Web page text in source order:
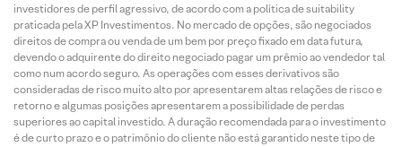
investidores de perfil agressivo, de acordo com a política de suitability
praticada pela XP Investimentos. No mercado de opções, são negociados
direitos de compra ou venda de um bem por preço fixado em data futura,
devendo o adquirente do direito negociado pagar um prêmio ao vendedor tal
como num acordo seguro. As operações com esses derivativos são
consideradas de risco muito alto por apresentarem altas relações de risco e
retorno e algumas posições apresentarem a possibilidade de perdas
superiores ao capital investido. A duração recomendada para o investimento
é de curto prazo e o patrimônio do cliente não está garantido neste tipo de